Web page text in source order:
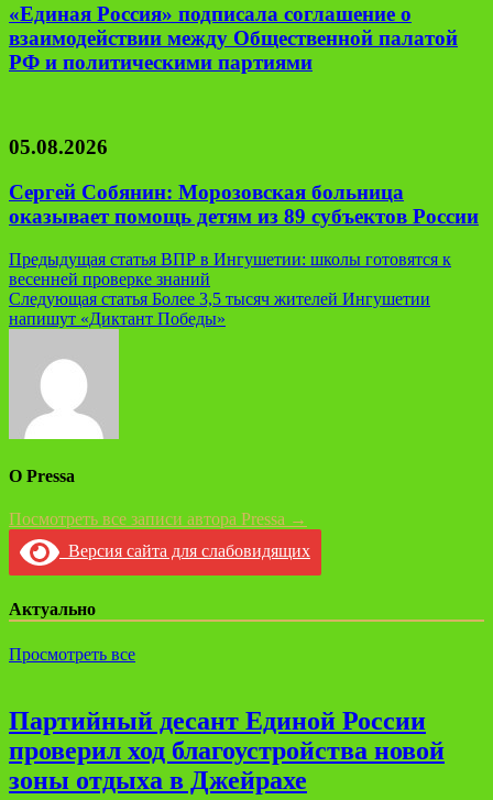
«Единая Россия» подписала соглашение о
взаимодействии между Общественной палатой
РФ и политическими партиями
05.08.2026
Сергей Собянин: Морозовская больница
оказывает помощь детям из 89 субъектов России
Навигация
по
записям
Предыдущая статья ВПР в Ингушетии: школы готовятся к
весенней проверке знаний
Следующая статья Более 3,5 тысяч жителей Ингушетии
напишут «Диктант Победы»
О Pressa
Посмотреть все записи автора Pressa →
Версия сайта для слабовидящих
Актуально
Просмотреть все
Партийный десант Единой России
проверил ход благоустройства новой
зоны отдыха в Джейрахе